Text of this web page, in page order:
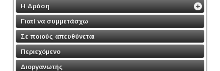
Η Δράση
Γιατί να συμμετάσχω
Σε ποιούς απευθύνεται
Περιεχόμενο
Διοργανωτής